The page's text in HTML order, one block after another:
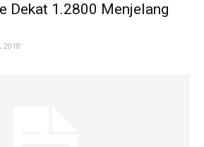
Dekat 1.2800 Menjelang
2018